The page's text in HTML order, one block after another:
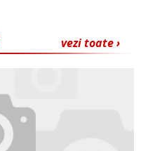
vezi toate ›